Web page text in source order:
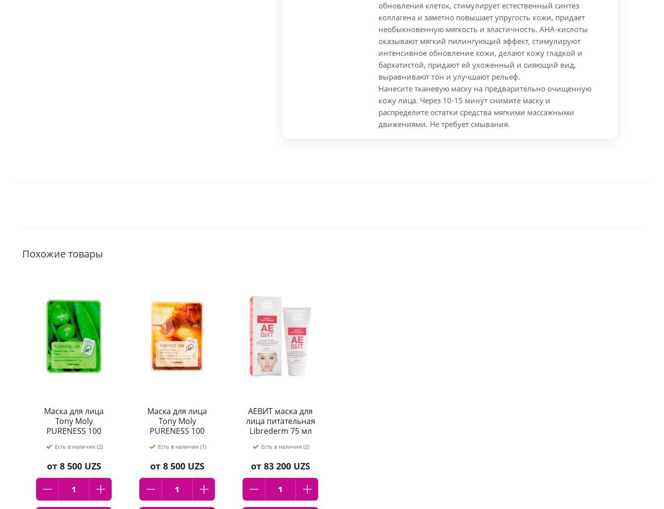
обновления клеток, стимулирует естественный синтез
коллагена и заметно повышает упругость кожи, придает
необыкновенную мягкость и эластичность. АHA-кислоты
оказывают мягкий пилингующий эффект, стимулируют
интенсивное обновление кожи, делают кожу гладкой и
бархатистой, придают ей ухоженный и сияющий вид,
выравнивают тон и улучшают рельеф.
Нанесите тканевую маску на предварительно очищенную
кожу лица. Через 10-15 минут снимите маску и
распределите остатки средства мягкими массажными
движениями. Не требует смывания.
Похожие товары
Маска для лица
Tony Moly
PURENESS 100
SHEET 21 мл
Есть в наличии (2)
от 8 500 UZS
Маска для лица
Tony Moly
PURENESS 100
21 мл
Есть в наличии (1)
от 8 500 UZS
АЕВИТ маска для
лица питательная
Librederm 75 мл
Есть в наличии (2)
от 83 200 UZS